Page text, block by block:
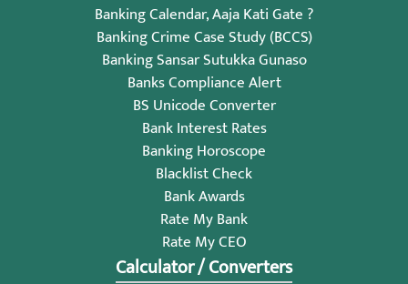
Banking Calendar, Aaja Kati Gate ?
Banking Crime Case Study (BCCS)
Banking Sansar Sutukka Gunaso
Banks Compliance Alert
BS Unicode Converter
Bank Interest Rates
Banking Horoscope
Blacklist Check
Bank Awards
Rate My Bank
Rate My CEO
Calculator / Converters